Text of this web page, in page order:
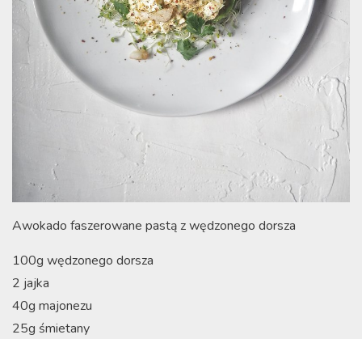
Awokado faszerowane pastą z wędzonego dorsza
100g wędzonego dorsza
2 jajka
40g majonezu
25g śmietany